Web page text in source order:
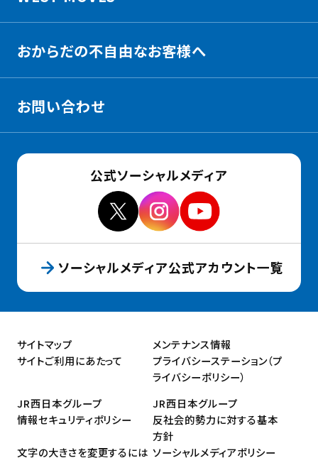
おからだの不自由なお客様へ
お問い合わせ
公式ソーシャルメディア
ソーシャルメディア公式アカウント一覧
サイトマップ
メンテナンス情報
サイトご利用にあたって
プライバシーステーション（プ
ライバシーポリシー）
JR西日本グループ
情報セキュリティポリシー
JR西日本グループ
反社会的勢力に対する基本
方針
文字の大きさを変更するには ソーシャルメディアポリシー